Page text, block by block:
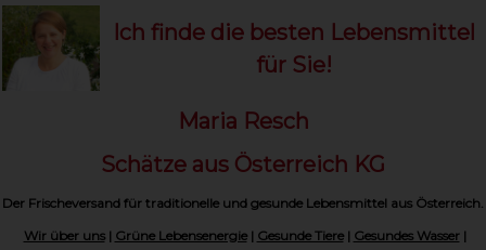
Ich finde die besten Lebensmittel
für Sie!
Maria Resch
Schätze aus Österreich KG
Der Frischeversand für traditionelle und gesunde Lebensmittel aus Österreich.
Wir über uns| Grüne Lebensenergie| Gesunde Tiere| Gesundes Wasser|